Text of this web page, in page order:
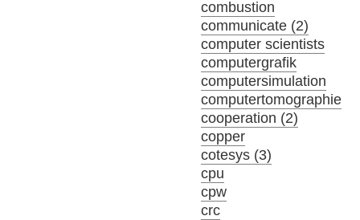
combustion
communicate (2)
computer scientists
computergrafik
computersimulation
computertomographie
cooperation (2)
copper
cotesys (3)
cpu
cpw
crc